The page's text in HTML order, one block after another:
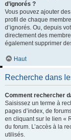
d’ignorés ?
Vous pouvez ajouter
profil de chaque
d’ignorés. Ou, depuis
directement des
également supprimer
Haut
Recherche dans
Comment rechercher
Saisissez un terme à
pages d’index, de
en cliquant sur le lien «
du forum. L’accès à la
utilisés.